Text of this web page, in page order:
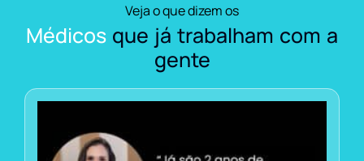
Veja o que dizem os
Médicos que já trabalham com a
gente